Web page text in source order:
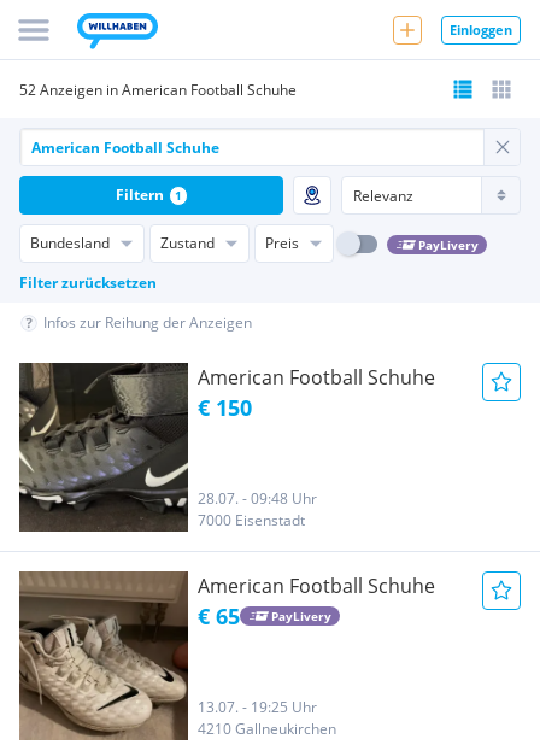
Einloggen
52 Anzeigen in American Football Schuhe
Bundesland Zustand Preis PayLivery
Filter zurücksetzen
Filtern 1
Infos zur Reihung der Anzeigen
American Football Schuhe
€ 150
28.07. - 09:48 Uhr
7000 Eisenstadt
American Football Schuhe
€ 65 PayLivery
13.07. - 19:25 Uhr
4210 Gallneukirchen